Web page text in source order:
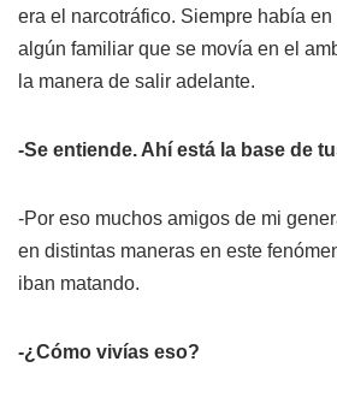
era el narcotráfico. Siempre había
algún familiar que se movía en el
la manera de salir adelante.
-Se entiende. Ahí está la base de
-Por eso muchos amigos de mi
en distintas maneras en este
iban matando.
-¿Cómo vivías eso?